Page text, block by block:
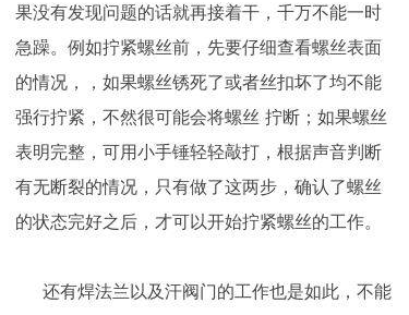
果没有发现问题的话就再接着干，千万不能一时
急躁。例如拧紧螺丝前，先要仔细查看螺丝表面
的情况，，如果螺丝锈死了或者丝扣坏了均不能
强行拧紧，不然很可能会将螺丝 拧断；如果螺丝
表明完整，可用小手锤轻轻敲打，根据声音判断
有无断裂的情况，只有做了这两步，确认了螺丝
的状态完好之后，才可以开始拧紧螺丝的工作。
还有焊法兰以及汗阀门的工作也是如此，不能